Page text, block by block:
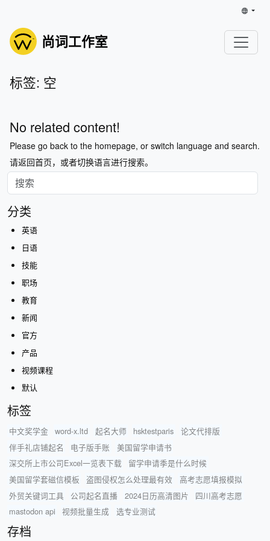
尚词工作室
标签: 空
No related content!
Please go back to the homepage, or switch language and search.
请返回首页，或者切换语言进行搜索。
分类
英语
日语
技能
职场
教育
新闻
官方
产品
视频课程
默认
标签
中文奖学金 word-x.ltd 起名大师 hsktestparis
论文代排版
伴手礼店铺起名
电子版手账
美国留学申请书
深交所上市公司Excel一览表下载
留学申请季是什么时候
美国留学套磁信模板
盗图侵权怎么处理最有效
高考志愿填报模拟
外贸关键词工具
公司起名直播 2024日历高清图片
四川高考志愿
mastodon api
视频批量生成 选专业测试
存档